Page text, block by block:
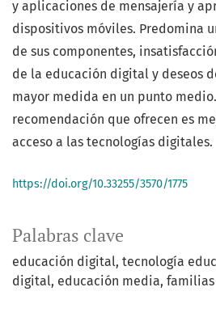
Palabras clave
educación digital tecnología
digital educación media familias
y aplicaciones de mensajería y
dispositivos móviles. Predomina
de sus componentes,
de la educación digital y deseos
mayor medida en un punto
recomendación que ofrecen es
acceso a las tecnologías digitales.
https://doi.org/10.33255/3570/1775